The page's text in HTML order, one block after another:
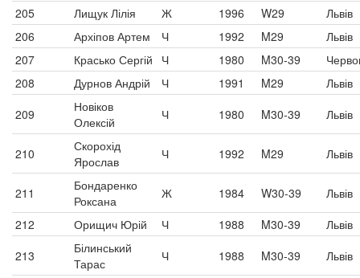
205
Лищук Лілія Ж 1996 W29
Львів
206
Архіпов Артем Ч 1992 M29
Львів
207
Красько Сергій Ч 1980 M30-39
208
Дурнов Андрій Ч 1991 M29
Львів
209
Новіков
Олексій
Ч 1980 M30-39 Львів
210
Скорохід
Ярослав
Ч 1992 M29 Львів
211
Бондаренко
Роксана
Ж 1984 W30-39
Львів
212
Орищич Юрій Ч 1988 M30-39
Львів
213
Білинський
Тарас
Ч 1988 M30-39
Львів